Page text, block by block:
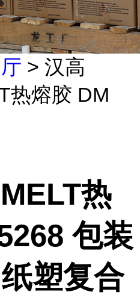
> 汉高
热熔胶 DM
热
包装
塑复合